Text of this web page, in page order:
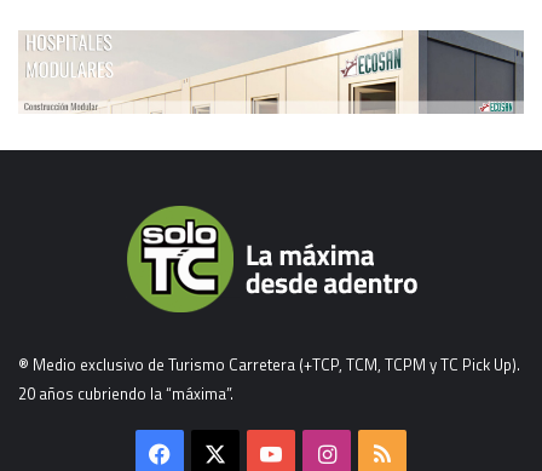
® Medio exclusivo de Turismo Carretera (+TCP, TCM, TCPM y TC Pick Up).
20 años cubriendo la “máxima”.
Facebook YouTubeInstagram
RSS